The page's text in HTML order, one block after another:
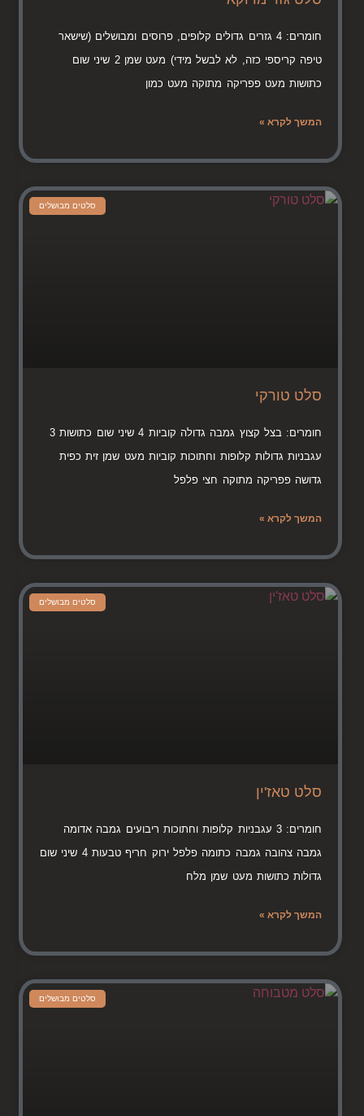
חומרים: 4 גזרים גדולים קלופים, פרוסים ומבושלים (שישאר
טיפה קריספי כזה, לא לבשל מידי) מעט שמן 2 שיני שום
כתושות מעט פפריקה מתוקה מעט כמון
המשך לקרא »
סלטים מבושלים
סלט טורקי
חומרים: בצל קצוץ גמבה גדולה קוביות 4 שיני שום כתושות 3
עגבניות גדולות קלופות וחתוכות קוביות מעט שמן זית כפית
גדושה פפריקה מתוקה חצי פלפל
המשך לקרא »
סלטים מבושלים
סלט טאז'ין
חומרים: 3 עגבניות קלופות וחתוכות ריבועים גמבה אדומה
גמבה צהובה גמבה כתומה פלפל ירוק חריף טבעות 4 שיני שום
גדולות כתושות מעט שמן מלח
המשך לקרא »
סלטים מבושלים